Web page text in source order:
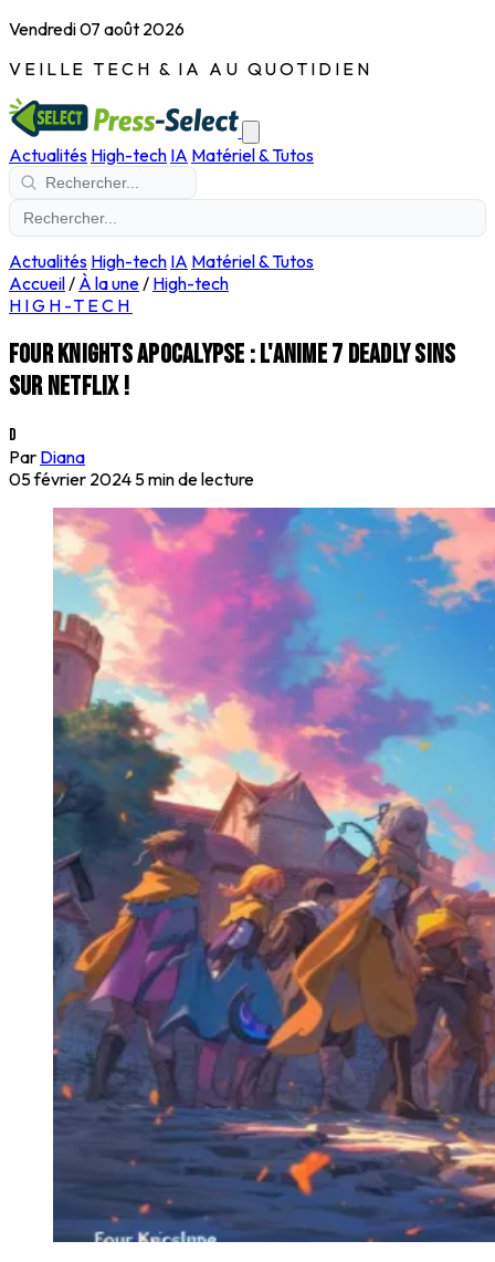
Vendredi 07 août 2026
VEILLE TECH & IA AU QUOTIDIEN
Actualités High-tech IA Matériel & Tutos
Actualités High-tech IA Matériel & Tutos
Accueil/ À la une/ High-tech
HIGH-TECH
Four Knights Apocalypse : l'anime 7 Deadly Sins
sur Netflix !
D
Par Diana
05 février 2024 5 min de lecture